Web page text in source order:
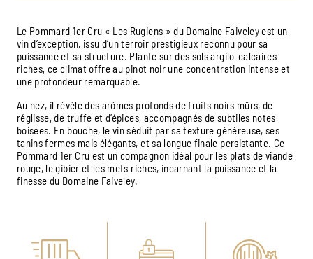
Le Pommard 1er Cru « Les Rugiens » du Domaine Faiveley est un
vin d’exception, issu d’un terroir prestigieux reconnu pour sa
puissance et sa structure. Planté sur des sols argilo-calcaires
riches, ce climat offre au pinot noir une concentration intense et
une profondeur remarquable.
Au nez, il révèle des arômes profonds de fruits noirs mûrs, de
réglisse, de truffe et d’épices, accompagnés de subtiles notes
boisées. En bouche, le vin séduit par sa texture généreuse, ses
tanins fermes mais élégants, et sa longue finale persistante. Ce
Pommard 1er Cru est un compagnon idéal pour les plats de viande
rouge, le gibier et les mets riches, incarnant la puissance et la
finesse du Domaine Faiveley.